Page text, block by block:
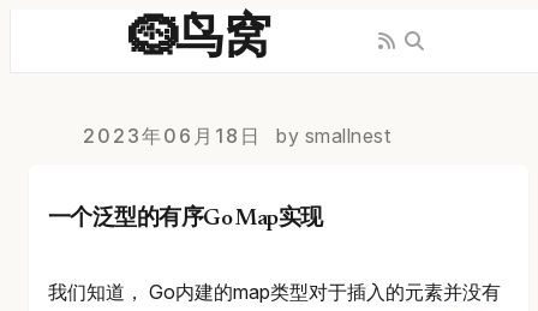
🪹鸟窝
2023年06月18日 by smallnest
一个泛型的有序Go Map实现
我们知道， Go内建的map类型对于插入的元素并没有